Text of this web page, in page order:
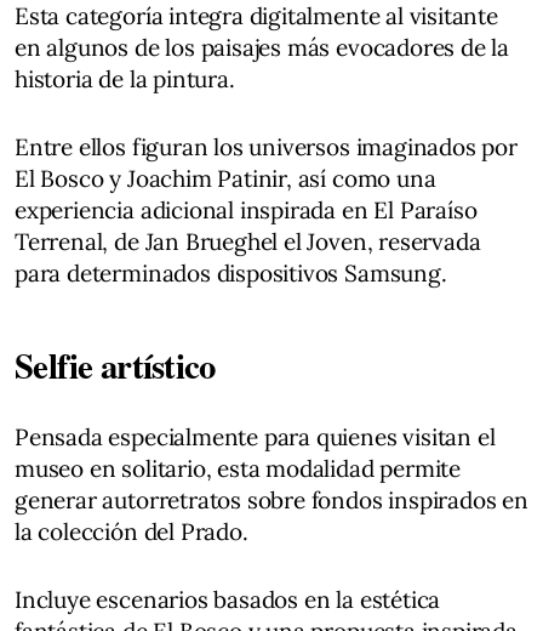
Esta categoría integra digitalmente al visitante
en algunos de los paisajes más evocadores de la
historia de la pintura.
Entre ellos figuran los universos imaginados por
El Bosco y Joachim Patinir, así como una
experiencia adicional inspirada en El Paraíso
Terrenal, de Jan Brueghel el Joven, reservada
para determinados dispositivos Samsung.
Selfie artístico
Pensada especialmente para quienes visitan el
museo en solitario, esta modalidad permite
generar autorretratos sobre fondos inspirados en
la colección del Prado.
Incluye escenarios basados en la estética